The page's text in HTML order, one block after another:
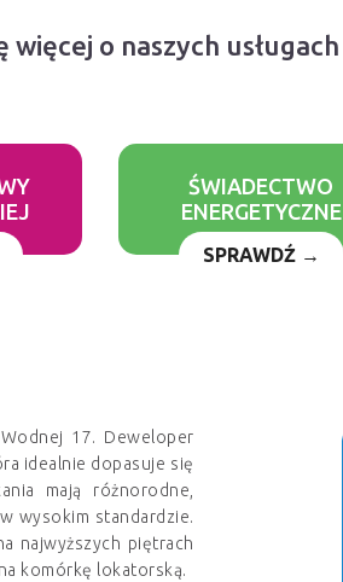
więcej o naszych usługach
ŚWIADECTWO
ENERGETYCZNE
SPRAWDŹ →
17. Deweloper
idealnie dopasuje się
mają różnorodne,
wysokim standardzie.
najwyższych piętrach
komórkę lokatorską.